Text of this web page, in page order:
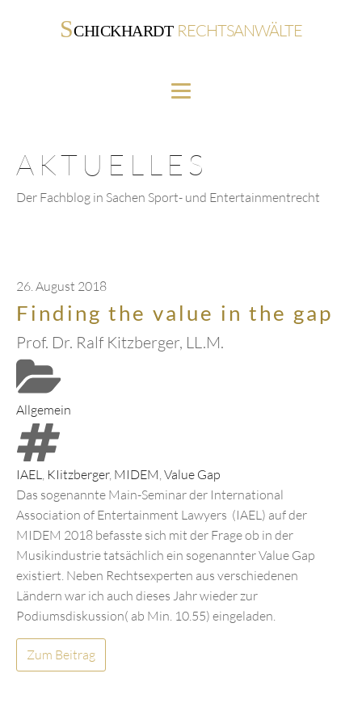
SCHICKHARDT RECHTSANWÄLTE
AKTUELLES
Der Fachblog in Sachen Sport- und Entertainmentrecht
26. August 2018
Finding the value in the gap
Prof. Dr. Ralf Kitzberger, LL.M.
Allgemein
IAEL, KIitzberger, MIDEM,Value Gap
Das sogenannte Main-Seminar der International
Association of Entertainment Lawyers (IAEL) auf der
MIDEM 2018 befasste sich mit der Frage ob in der
Musikindustrie tatsächlich ein sogenannter Value Gap
existiert. Neben Rechtsexperten aus verschiedenen
Ländern war ich auch dieses Jahr wieder zur
Podiumsdiskussion( ab Min. 10.55) eingeladen.
Zum Beitrag